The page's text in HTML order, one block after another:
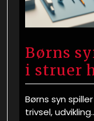
Børns
i struer
Børns syn
trivsel,